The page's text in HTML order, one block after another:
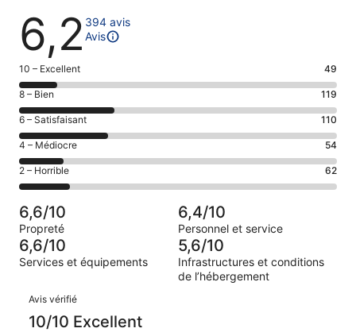
Avis
6,2 394 avis
Avis
Note
des
voyageurs
de 10
(Excellent),
d’après 49 avis
sur 394.
10 – Excellent 49
Note
des
voyageurs
de 8
(Bien),
d’après 119 avis
sur 394.
8 – Bien 119
Note
des
voyageurs
de 6
(Satisfaisant),
sur 394.
6 – Satisfaisant 110
Note
des
voyageurs
de 4
(Médiocre),
d’après 54 avis
sur 394.
4 – Médiocre 54
Note
des
voyageurs
de 2
(Horrible),
d’après 62 avis
sur 394.
2 – Horrible 62
6,6/10
Propreté
6,4/10
Personnel et service
6,6/10
Services et équipements
5,6/10
Infrastructures et conditions
de l’hébergement
Avis
Avis vérifié
10/10 Excellent